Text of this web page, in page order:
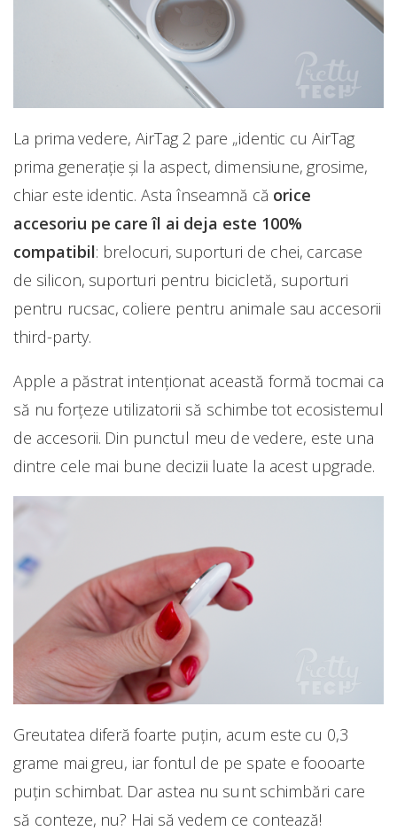
La prima vedere, AirTag 2 pare „identic cu AirTag
prima generație și la aspect, dimensiune, grosime,
chiar este identic. Asta înseamnă că orice
accesoriu pe care îl ai deja este 100%
compatibil: brelocuri, suporturi de chei, carcase
de silicon, suporturi pentru bicicletă, suporturi
pentru rucsac, coliere pentru animale sau accesorii
third-party.
Apple a păstrat intenționat această formă tocmai ca
să nu forțeze utilizatorii să schimbe tot ecosistemul
de accesorii. Din punctul meu de vedere, este una
dintre cele mai bune decizii luate la acest upgrade.
Greutatea diferă foarte puțin, acum este cu 0,3
grame mai greu, iar fontul de pe spate e foooarte
puțin schimbat. Dar astea nu sunt schimbări care
să conteze, nu? Hai să vedem ce contează!